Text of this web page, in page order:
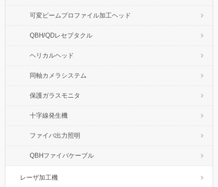
可変ビームプロファイル加工ヘッド
QBH/QDレセプタクル
ヘリカルヘッド
同軸カメラシステム
保護ガラスモニタ
十字線発生機
ファイバ出力照明
QBHファイバケーブル
レーザ加工機